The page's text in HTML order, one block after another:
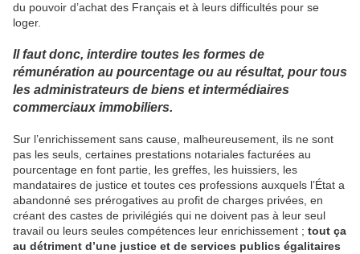
du pouvoir d’achat des Français et à leurs difficultés pour se
loger.
Il faut donc, interdire toutes les formes de
rémunération au pourcentage ou au résultat, pour tous
les administrateurs de biens et intermédiaires
commerciaux immobiliers.
Sur l’enrichissement sans cause, malheureusement, ils ne sont
pas les seuls, certaines prestations notariales facturées au
pourcentage en font partie, les greffes, les huissiers, les
mandataires de justice et toutes ces professions auxquels l’État a
abandonné ses prérogatives au profit de charges privées, en
créant des castes de privilégiés qui ne doivent pas à leur seul
travail ou leurs seules compétences leur enrichissement ; tout ça
au détriment d’une justice et de services publics égalitaires